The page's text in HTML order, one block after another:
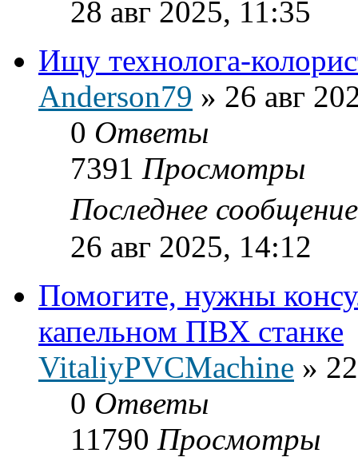
28 авг 2025, 11:35
Ищу технолога-
Anderson79 » 26 авг
0 Ответы
7391 Просмотры
Последнее
26 авг 2025, 14:12
Помогите, нужны
капельном ПВХ станке
VitaliyPVCMachine »
0 Ответы
11790 Просмотры